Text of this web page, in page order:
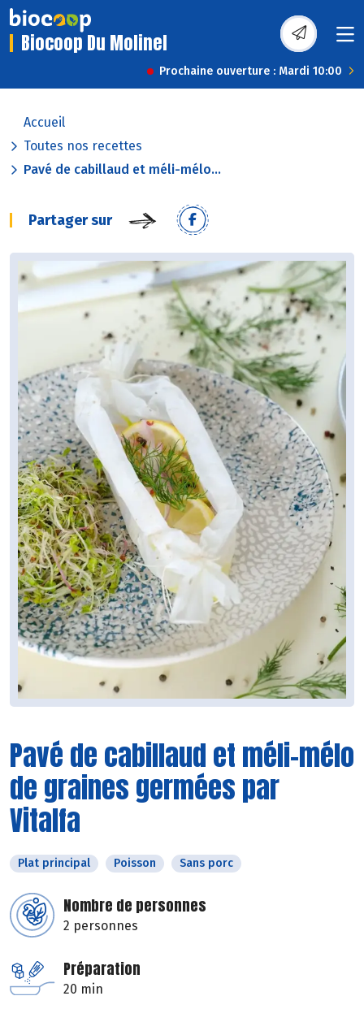
Biocoop Du Molinel
Prochaine ouverture : Mardi 10:00
Accueil
Toutes nos recettes
Pavé de cabillaud et méli-mélo...
Partager sur
Pavé de cabillaud et méli-mélo
de graines germées par
Vitalfa
Plat principal Poisson Sans porc
Nombre de personnes
2 personnes
Préparation
20 min